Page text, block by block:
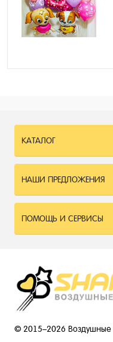
КАТАЛОГ
НАШИ ПРЕДЛОЖЕНИЯ
ПОМОЩЬ И СЕРВИСЫ
© 2015–2026 Воздушные